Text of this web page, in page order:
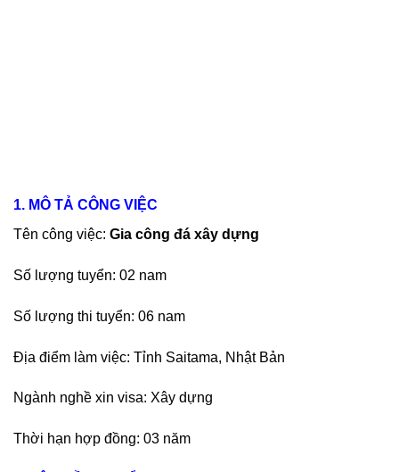
1. MÔ TẢ CÔNG VIỆC
Tên công việc: Gia công đá xây dựng
Số lượng tuyển: 02 nam
Số lượng thi tuyển: 06 nam
Địa điểm làm việc: Tỉnh Saitama, Nhật Bản
Ngành nghề xin visa: Xây dựng
Thời hạn hợp đồng: 03 năm